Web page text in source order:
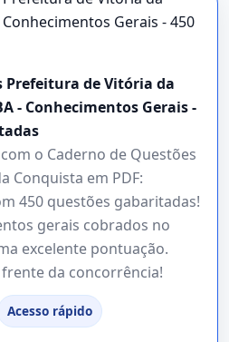
Prefeitura de Vitória da
- Conhecimentos Gerais -
o Caderno de Questões
Conquista em PDF:
450 questões gabaritadas!
gerais cobrados no
excelente pontuação.
da concorrência!
Acesso rápido